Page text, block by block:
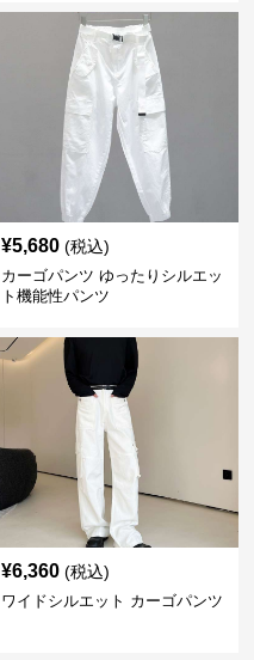
¥5,680 (税込)
カーゴパンツ ゆったりシルエッ
ト機能性パンツ
¥6,360 (税込)
ワイドシルエット カーゴパンツ